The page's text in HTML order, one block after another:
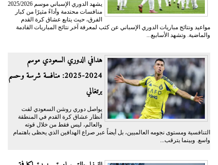
يشهد الدوري الإسباني موسم 2025/2026
منافسات محتدمة وأداءً مثيرًا من كبار
الفرق، حيث يتابع عشاق كرة القدم
مواعيد ونتائج مباريات الدوري الإسباني عن كثب لمعرفة آخر نتائج المباريات القادمة
والماضية. وتشهد الأسابيع...
هدافي الدوري السعودي موسم
2024-2025: منافسة شرسة وحسم
برتغالي
يواصل دوري روشن السعودي لفت
أنظار عشاق كرة القدم في المنطقة
والعالم، ليس فقط من خلال قوته
التنافسية ومستوى نجومه العالميين، بل أيضاً عبر صراع الهدافين الذي يحظى باهتمام
واسع. وبينما يترقب...